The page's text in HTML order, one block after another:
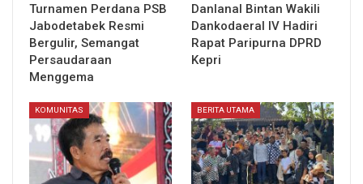
Turnamen Perdana PSB
Jabodetabek Resmi
Bergulir, Semangat
Persaudaraan
Menggema
Danlanal Bintan Wakili
Dankodaeral IV Hadiri
Rapat Paripurna DPRD
Kepri
KOMUNITAS BERITA UTAMA